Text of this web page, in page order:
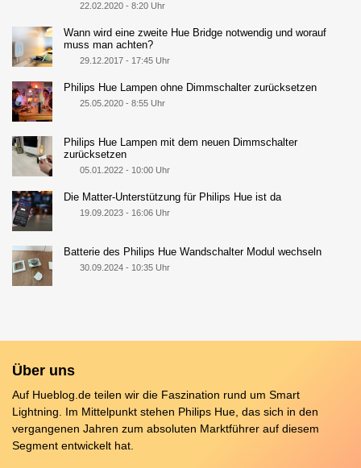
22.02.2020 - 8:20 Uhr
Wann wird eine zweite Hue Bridge notwendig und worauf
muss man achten?
29.12.2017 - 17:45 Uhr
Philips Hue Lampen ohne Dimmschalter zurücksetzen
25.05.2020 - 8:55 Uhr
Philips Hue Lampen mit dem neuen Dimmschalter
zurücksetzen
05.01.2022 - 10:00 Uhr
Die Matter-Unterstützung für Philips Hue ist da
19.09.2023 - 16:06 Uhr
Batterie des Philips Hue Wandschalter Modul wechseln
30.09.2024 - 10:35 Uhr
Über uns
Auf Hueblog.de teilen wir die Faszination rund um Smart
Lightning. Im Mittelpunkt stehen Philips Hue, das sich in den
vergangenen Jahren zum absoluten Marktführer auf diesem
Segment entwickelt hat.